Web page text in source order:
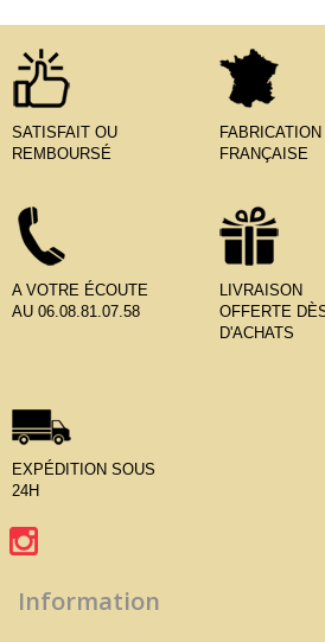
SATISFAIT OU
REMBOURSÉ
FABRICATION
FRANÇAISE
A VOTRE ÉCOUTE
AU 06.08.81.07.58
LIVRAISON
OFFERTE
D'ACHATS
EXPÉDITION SOUS
24H
Information